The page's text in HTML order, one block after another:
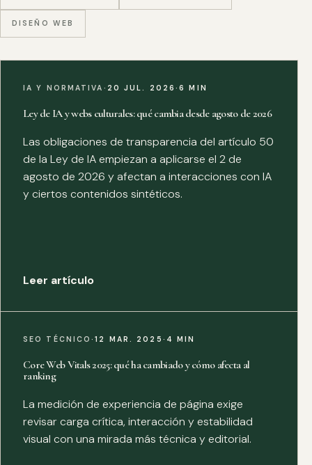
DISEÑO WEB
IA Y NORMATIVA · 20 JUL. 2026·6 MIN
Ley de IA y webs culturales: qué cambia desde agosto de 2026
Las obligaciones de transparencia del artículo 50
de la Ley de IA empiezan a aplicarse el 2 de
agosto de 2026 y afectan a interacciones con IA
y ciertos contenidos sintéticos.
Leer artículo
SEO TÉCNICO·12 MAR. 2025 · 4 MIN
Core Web Vitals 2025: qué ha cambiado y cómo afecta al
ranking
La medición de experiencia de página exige
revisar carga crítica, interacción y estabilidad
visual con una mirada más técnica y editorial.